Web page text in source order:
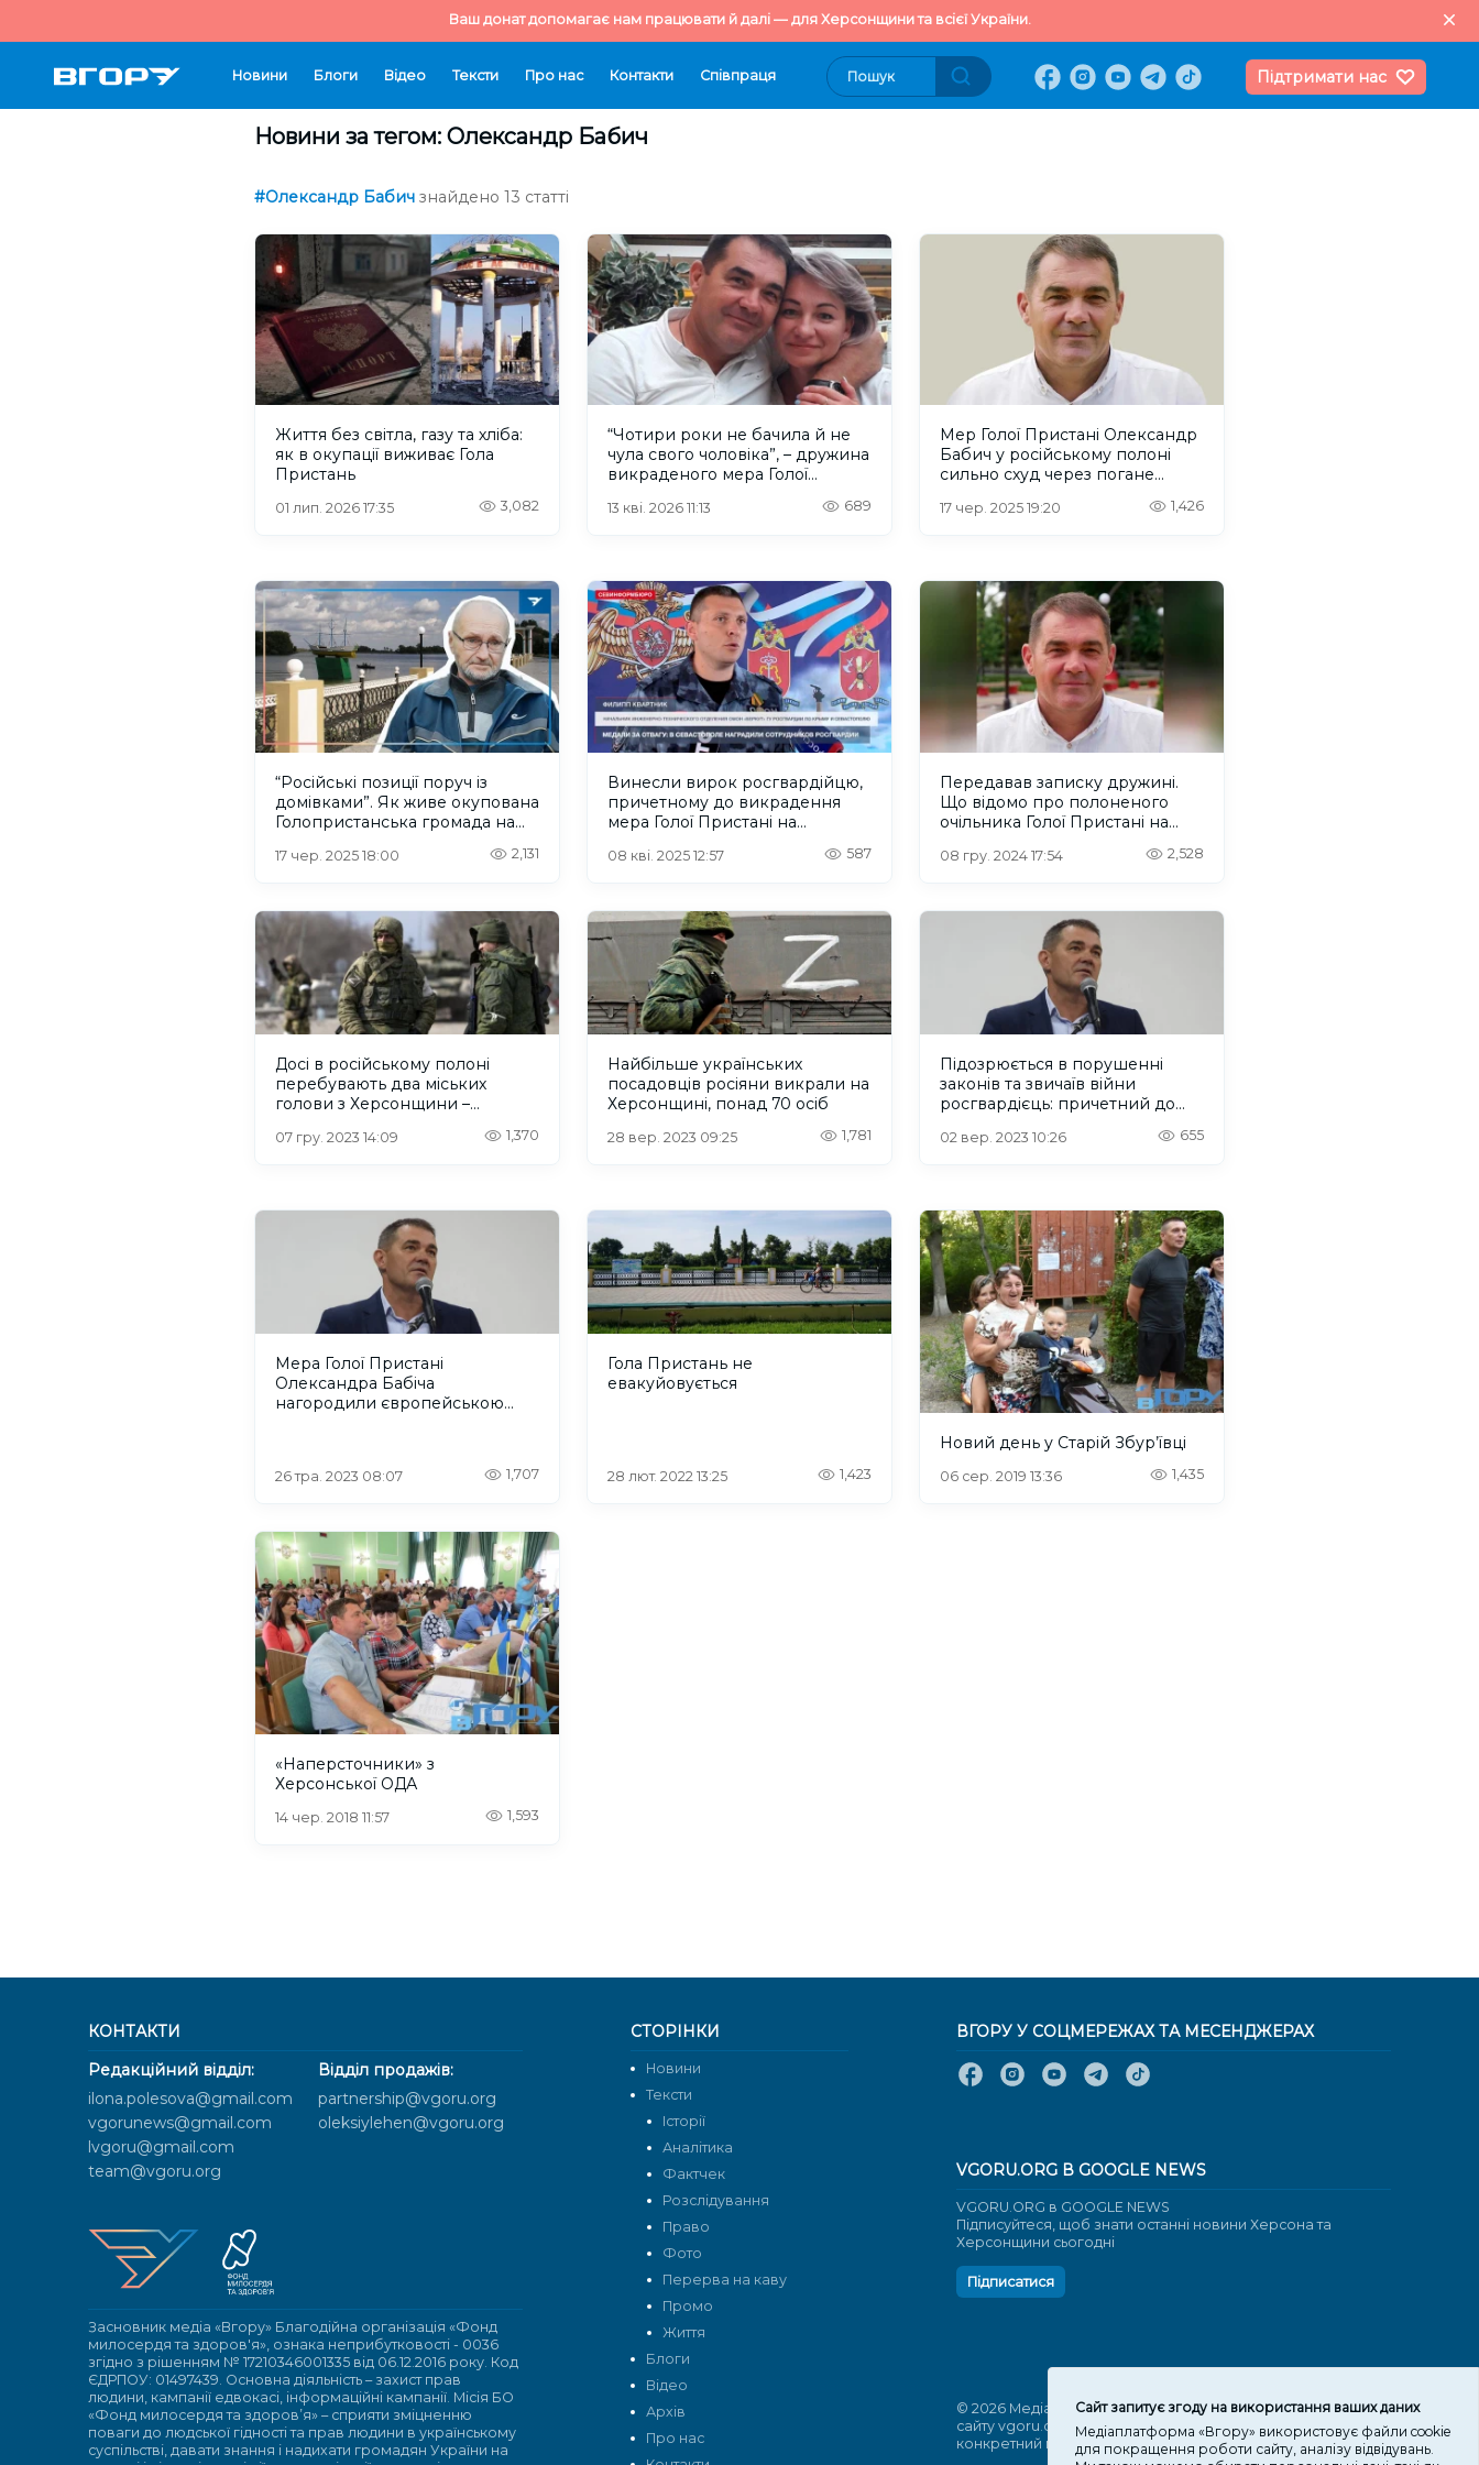
Ваш донат допомагає нам працювати й далі — для Херсонщини та всієї України.
Новини Блоги Відео Тексти Про нас Контакти Cпівпраця Підтримати нас
Новини за тегом: Олександр Бабич
#Олександр Бабич знайдено 13 статті
Життя без світла, газу та хліба:
як в окупації виживає Гола
Пристань
01 лип. 2026 17:35 3,082
“Чотири роки не бачила й не
чула свого чоловіка”, – дружина
викраденого мера Голої
13 кві. 2026 11:13 689
Мер Голої Пристані Олександр
Бабич у російському полоні
сильно схуд через погане
17 чер. 2025 19:20 1,426
“Російські позиції поруч із
домівками”. Як живе окупована
Голопристанська громада на
17 чер. 2025 18:00 2,131
Винесли вирок росгвардійцю,
причетному до викрадення
мера Голої Пристані на
08 кві. 2025 12:57 587
Передавав записку дружині.
Що відомо про полоненого
очільника Голої Пристані на
08 гру. 2024 17:54 2,528
Досі в російському полоні
перебувають два міських
голови з Херсонщини –
07 гру. 2023 14:09 1,370
Найбільше українських
посадовців росіяни викрали на
Херсонщині, понад 70 осіб
28 вер. 2023 09:25 1,781
Підозрюється в порушенні
законів та звичаїв війни
росгвардієць: причетний до
Пристані
02 вер. 2023 10:26 655
Мера Голої Пристані
Олександра Бабіча
нагородили європейською
26 тра. 2023 08:07 1,707
Гола Пристань не
евакуйовується
28 лют. 2022 13:25 1,423
Новий день у Старій Збур’ївці
06 сер. 2019 13:36 1,435
«Наперсточники» з
Херсонської ОДА
14 чер. 2018 11:57 1,593
КОНТАКТИ
Редакційний відділ:
ilona.polesova@gmail.com
vgorunews@gmail.com
lvgoru@gmail.com
team@vgoru.org
Відділ продажів:
partnership@vgoru.org
oleksiylehen@vgoru.org
Засновник медіа «Вгору» Благодійна організація «Фонд
милосердя та здоров'я», ознака неприбутковості - 0036
згідно з рішенням № 17210346001335 від 06.12.2016 року. Код
ЄДРПОУ: 01497439. Основна діяльність – захист прав
людини, кампанії едвокасі, інформаційні кампанії. Місія БО
«Фонд милосердя та здоров’я» – сприяти зміцненню
поваги до людської гідності та прав людини в українському
суспільстві, давати знання і надихати громадян України на
СТОРІНКИ
Новини
Тексти
Історії
Аналітика
Фактчек
Розслідування
Право
Фото
Перерва на каву
Промо
Життя
Блоги
Відео
Архів
Про нас
ВГОРУ У СОЦМЕРЕЖАХ ТА МЕСЕНДЖЕРАХ
VGORU.ORG В GOOGLE NEWS
VGORU.ORG в GOOGLE NEWS
Підписуйтеся, щоб знати останні новини Херсона та
Херсонщини сьогодні
Підписатися
© 2026 Медіаплатформа "Вгору". Використання матеріалів
сайту vgoru.org лише за умови активного посилання на
конкретний матеріал не нижче другого абзацу.
Cайт запитує згоду на використання ваших даних
Медіаплатформа «Вгору» використовує файли cookie
для покращення роботи сайту, аналізу відвідувань.